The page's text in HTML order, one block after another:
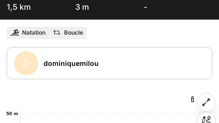
1,5 km 3 m -
Natation Boucle
D dominiquemilou
50 m